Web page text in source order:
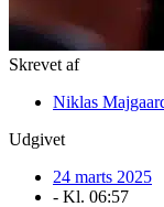
Skrevet af
Niklas
Udgivet
24 marts 2025
- Kl. 06:57